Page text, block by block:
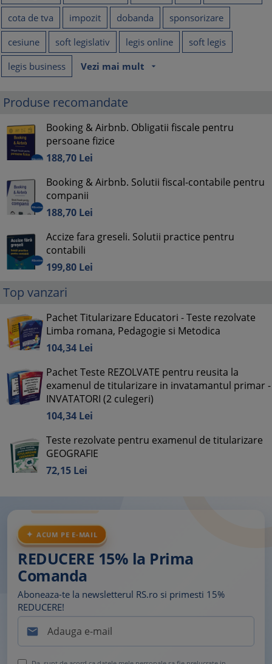
cota de tva
impozit dobanda
sponsorizare
cesiune
soft legislativ legis online
soft legis
legis business
Vezi mai mult arrow_drop_down
Produse recomandate
Booking & Airbnb. Obligatii fiscale pentru
persoane fizice
188,70 Lei
Booking & Airbnb. Solutii fiscal-contabile pentru
companii
188,70 Lei
Accize fara greseli. Solutii practice pentru
contabili
199,80 Lei
Top vanzari
Pachet Titularizare Educatori - Teste rezolvate
Limba romana, Pedagogie si Metodica
104,34 Lei
Pachet Teste REZOLVATE pentru reusita la
examenul de titularizare in invatamantul primar -
INVATATORI (2 culegeri)
104,34 Lei
Teste rezolvate pentru examenul de titularizare
GEOGRAFIE
72,15 Lei
ACUM PE E-MAIL
REDUCERE 15% la Prima
Comanda
Aboneaza-te la newsletterul RS.ro si primesti 15%
REDUCERE!
